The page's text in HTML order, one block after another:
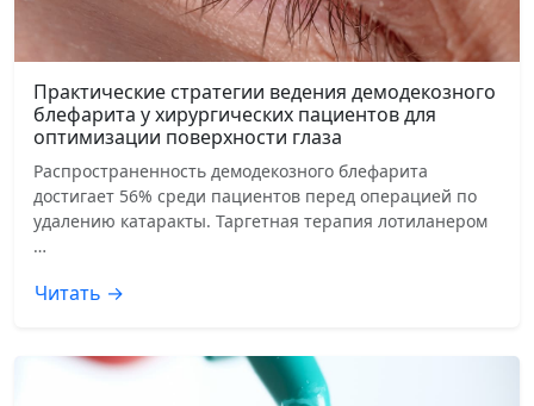
Практические стратегии ведения демодекозного
блефарита у хирургических пациентов для
оптимизации поверхности глаза
Распространенность демодекозного блефарита
достигает 56% среди пациентов перед операцией по
удалению катаракты. Таргетная терапия лотиланером
…
Читать →